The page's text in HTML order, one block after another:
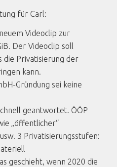
für Carl:
Videoclip zur
Der Videoclip soll
die Privatisierung der
kann.
Gründung sei keine
geantwortet. ÖÖP
„öffentlicher“
3 Privatisierungsstufen:
geschieht, wenn 2020 die